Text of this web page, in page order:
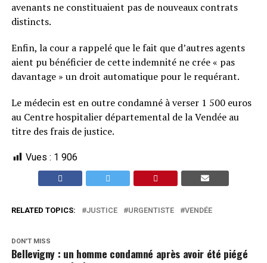
avenants ne constituaient pas de nouveaux contrats
distincts.
Enfin, la cour a rappelé que le fait que d’autres agents
aient pu bénéficier de cette indemnité ne crée « pas
davantage » un droit automatique pour le requérant.
Le médecin est en outre condamné à verser 1 500 euros
au Centre hospitalier départemental de la Vendée au
titre des frais de justice.
Vues : 1 906
RELATED TOPICS: JUSTICE URGENTISTE VENDÉE
DON'T MISS
Bellevigny : un homme condamné après avoir été piégé